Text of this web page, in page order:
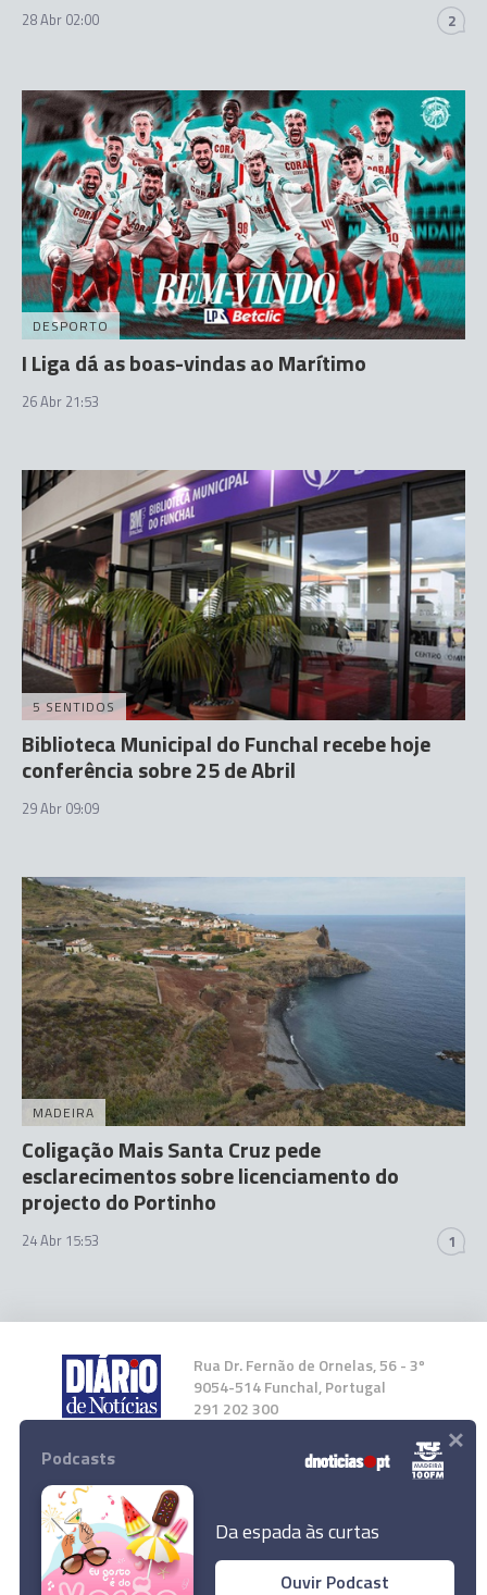
28 Abr 02:00 2
DESPORTO
I Liga dá as boas-vindas ao Marítimo
26 Abr 21:53
5 SENTIDOS
Biblioteca Municipal do Funchal recebe hoje
conferência sobre 25 de Abril
29 Abr 09:09
MADEIRA
Coligação Mais Santa Cruz pede
esclarecimentos sobre licenciamento do
projecto do Portinho
24 Abr 15:53 1
Rua Dr. Fernão de Ornelas, 56 - 3º
9054-514 Funchal, Portugal
291 202 300
Instale a nossa App
Podcasts
Da espada às curtas
Ouvir Podcast
×